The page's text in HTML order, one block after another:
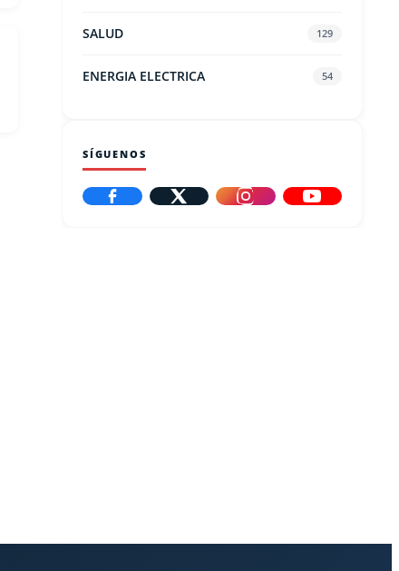
SALUD 129
ENERGIA ELECTRICA 54
SÍGUENOS